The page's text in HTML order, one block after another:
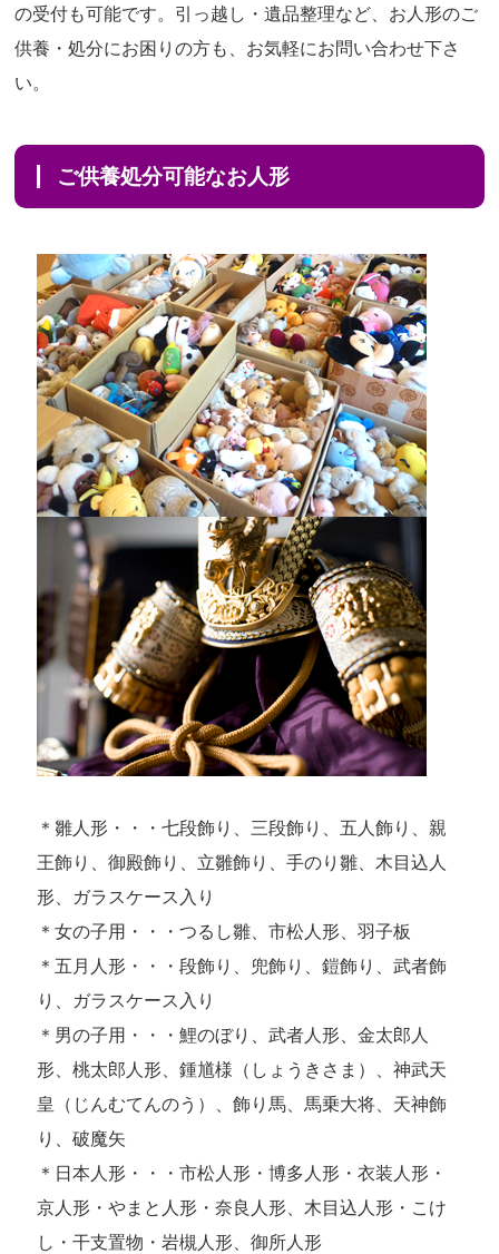
の受付も可能です。引っ越し・遺品整理など、お人形のご
供養・処分にお困りの方も、お気軽にお問い合わせ下さ
い。
ご供養処分可能なお人形
＊雛人形・・・七段飾り、三段飾り、五人飾り、親
王飾り、御殿飾り、立雛飾り、手のり雛、木目込人
形、ガラスケース入り
＊女の子用・・・つるし雛、市松人形、羽子板
＊五月人形・・・段飾り、兜飾り、鎧飾り、武者飾
り、ガラスケース入り
＊男の子用・・・鯉のぼり、武者人形、金太郎人
形、桃太郎人形、鍾馗様（しょうきさま）、神武天
皇（じんむてんのう）、飾り馬、馬乗大将、天神飾
り、破魔矢
＊日本人形・・・市松人形・博多人形・衣装人形・
京人形・やまと人形・奈良人形、木目込人形・こけ
し・干支置物・岩槻人形、御所人形